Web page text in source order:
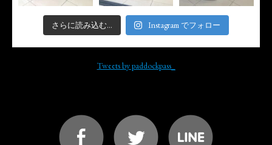
さらに読み込む... Instagram でフォロー
Tweets by paddockpass_